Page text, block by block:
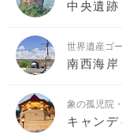
中央遺跡
世界遺産ゴ
南西海岸
象の孤児院
キャン